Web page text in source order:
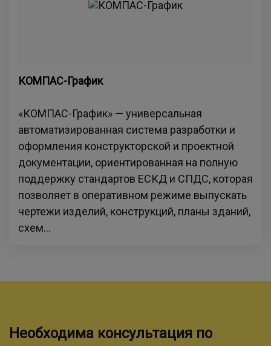
КОМПАС-График
«КОМПАС-График» — универсальная
автоматизированная система разработки и
оформления конструкторской и проектной
документации, ориентированная на полную
поддержку стандартов ЕСКД и СПДС, которая
позволяет в оперативном режиме выпускать
чертежи изделий, конструкций, планы зданий,
схем...
Необходима консультация по